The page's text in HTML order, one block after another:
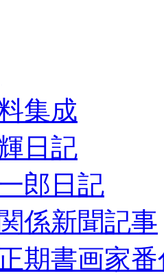
集成
日記
郎日記
係新聞記事
期書画家